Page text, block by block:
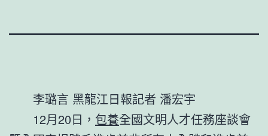
李璐言 黑龍江日報記者 潘宏宇
12月20日， 包養全國文明人才任務座談會